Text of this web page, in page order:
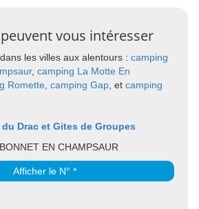
vous intéresser
les villes aux alentours : camping
, camping La Motte En
Romette camping Gap , et camping
Drac et Gites de Groupes
EN CHAMPSAUR
Afficher le N° *